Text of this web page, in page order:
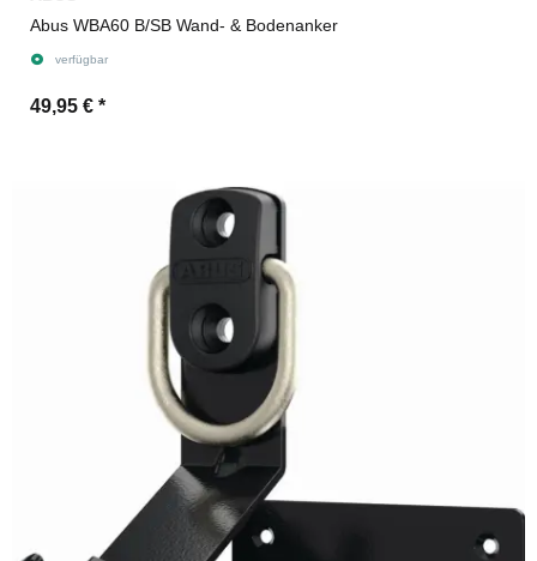
Abus WBA60 B/SB Wand- & Bodenanker
verfügbar
49,95 € *